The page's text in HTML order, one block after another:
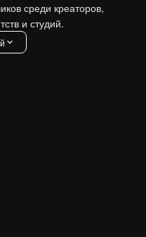
среди креаторов,
и студий.